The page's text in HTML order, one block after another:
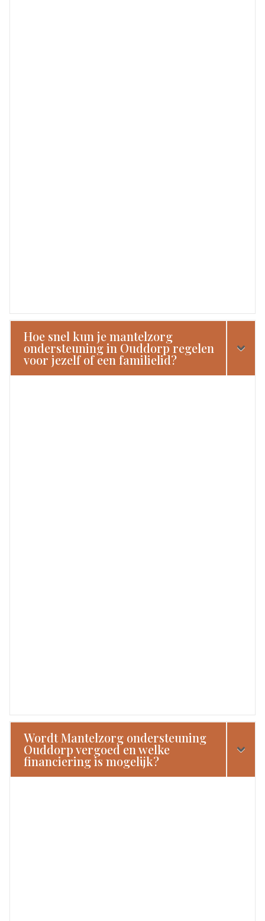
Hoe snel kun je mantelzorg
ondersteuning in Ouddorp regelen
voor jezelf of een familielid?
Wordt Mantelzorg ondersteuning
Ouddorp vergoed en welke
financiering is mogelijk?